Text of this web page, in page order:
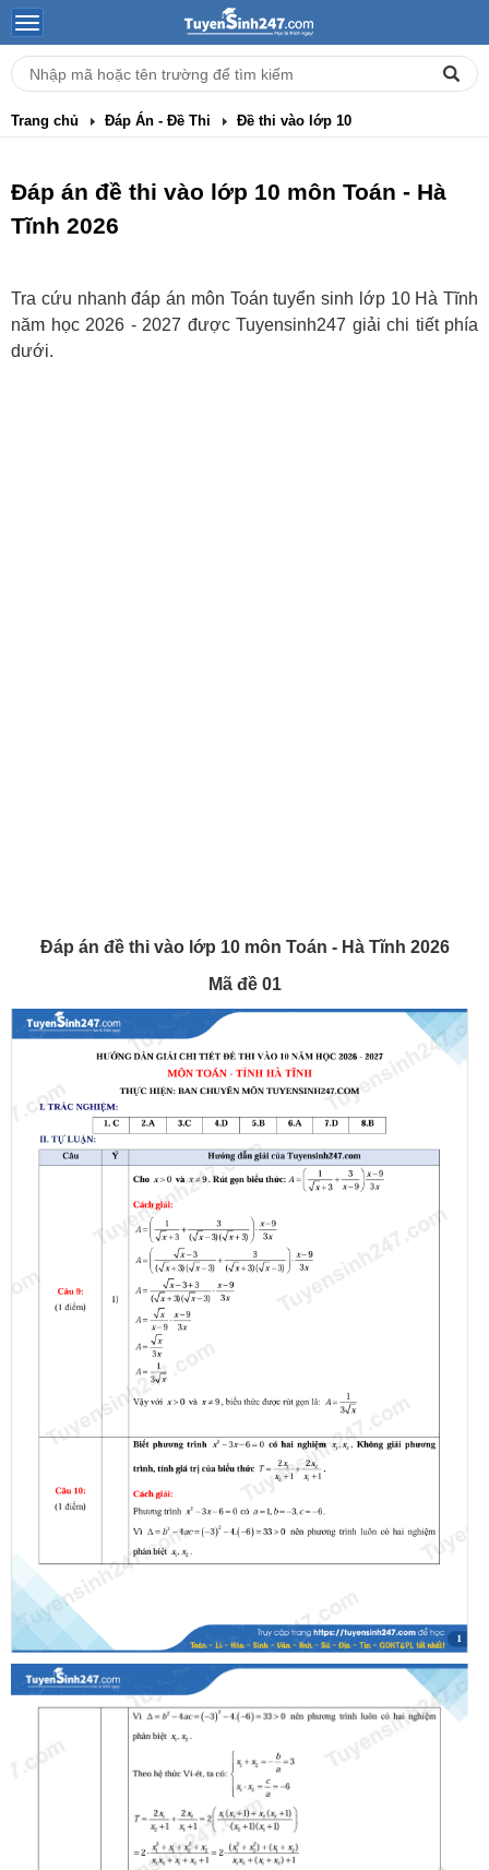
Trang chủ Đáp Án - Đề Thi Đề thi vào lớp 10
Đáp án đề thi vào lớp 10 môn Toán - Hà
Tĩnh 2026
Tra cứu nhanh đáp án môn Toán tuyển sinh lớp 10 Hà Tĩnh
năm học 2026 - 2027 được Tuyensinh247 giải chi tiết phía
dưới.
Đáp án đề thi vào lớp 10 môn Toán - Hà Tĩnh 2026
Mã đề 01